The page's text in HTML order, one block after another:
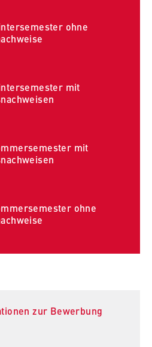
ohne
mit
mit
ohne
zur Bewerbung